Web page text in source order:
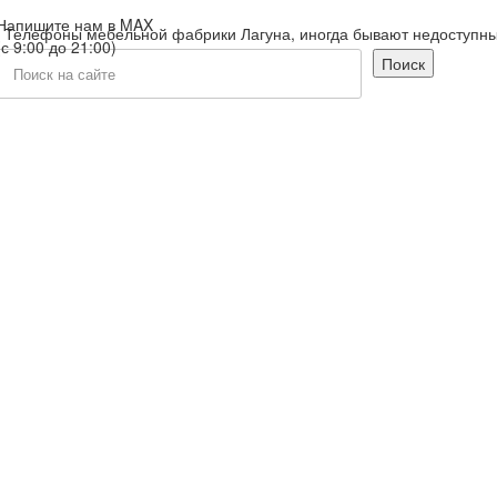
мебельной фабрики Лагуна, иногда бывают недоступны в
Поиск
нам в MAX
9:00 до 21:00)